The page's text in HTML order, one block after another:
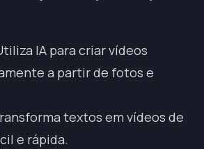
IA para criar vídeos
a partir de fotos e
textos em vídeos de
e rápida.